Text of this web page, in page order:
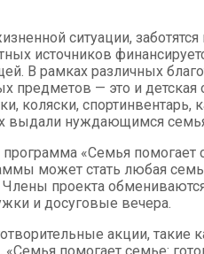
ситуации, заботятся
источников
В рамках различных
предметов — это и
коляски,
выдали нуждающимся
программа «Семья помогает
может стать любая
проекта
и досуговые вечера.
акции,
«Семья помогает семье: